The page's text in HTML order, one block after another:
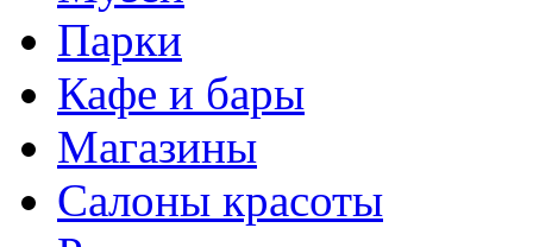
Парки
Кафе и бары
Магазины
Салоны красоты